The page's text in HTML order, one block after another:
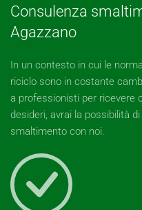
Consulenza
Agazzano
In un contesto in cui le
riciclo sono in costante
a professionisti per ricevere
desideri, avrai la possibilità
smaltimento con noi.